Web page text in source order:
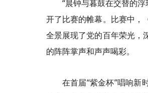
“晨钟与暮鼓在交替的
开了比赛的帷幕。比赛中，
全景展现了党的百年荣光，
的阵阵掌声和声声喝彩。
在首届“紫金杯”唱响新